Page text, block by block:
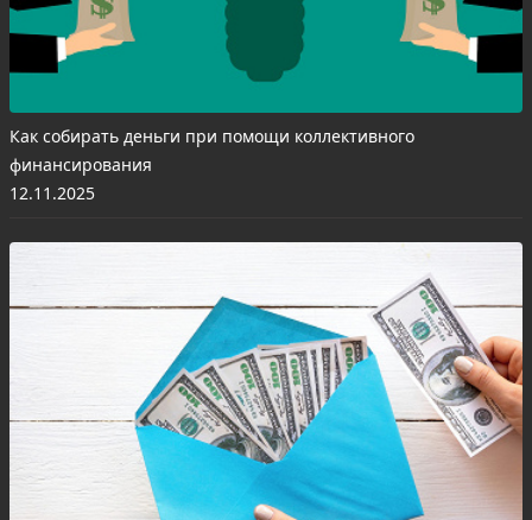
Как собирать деньги при помощи коллективного
финансирования
12.11.2025